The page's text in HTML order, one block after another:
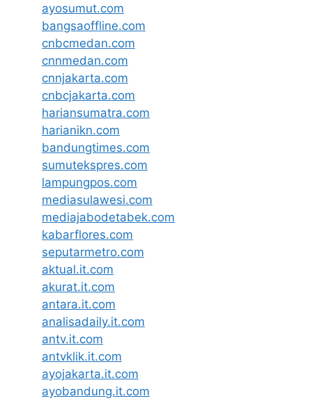
ayosumut.com
bangsaoffline.com
cnbcmedan.com
cnnmedan.com
cnnjakarta.com
cnbcjakarta.com
hariansumatra.com
harianikn.com
bandungtimes.com
sumutekspres.com
lampungpos.com
mediasulawesi.com
mediajabodetabek.com
kabarflores.com
seputarmetro.com
aktual.it.com
akurat.it.com
antara.it.com
analisadaily.it.com
antv.it.com
antvklik.it.com
ayojakarta.it.com
ayobandung.it.com